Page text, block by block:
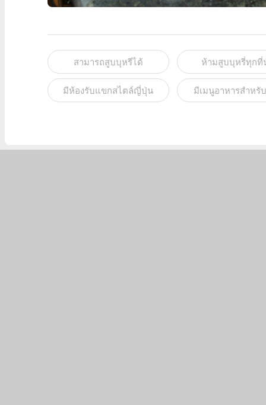
สามารถสูบบุหรีได้ ห้ามสูบบุหรี่ทุกที่
มีห้องรับแขกสไตล์ญี่ปุ่น มีเมนูอาหารสำหรั